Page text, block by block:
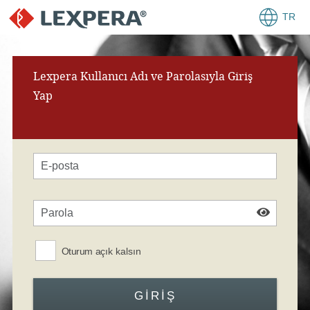
TR
Lexpera Kullanıcı Adı ve Parolasıyla Giriş
Yap
Oturum açık kalsın
GIRIŞ